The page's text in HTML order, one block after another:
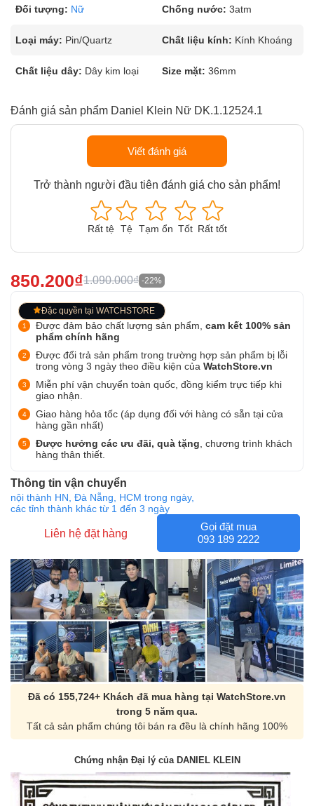
Đối tượng: Nữ Chống nước: 3atm
Loại máy: Pin/Quartz Chất liệu kính: Kính Khoáng
Chất liệu dây: Dây kim loại Size mặt: 36mm
Đánh giá sản phẩm Daniel Klein Nữ DK.1.12524.1
Viết đánh giá
Trở thành người đầu tiên đánh giá cho sản phẩm!
Rất tệ Tệ Tạm ổn Tốt Rất tốt
850.200₫1.090.000₫ -22%
Đặc quyền tại WATCHSTORE
Được đảm bảo chất lượng sản phẩm, cam kết 100% sản
phẩm chính hãng
Được đổi trả sản phẩm trong trường hợp sản phẩm bị lỗi
trong vòng 3 ngày theo điều kiện của WatchStore.vn
Miễn phí vận chuyển toàn quốc, đồng kiểm trực tiếp khi
giao nhận.
Giao hàng hỏa tốc (áp dụng đối với hàng có sẵn tại cửa
hàng gần nhất)
Được hưởng các ưu đãi, quà tặng , chương trình khách
hàng thân thiết.
Thông tin vận chuyển
nội thành HN, Đà Nẵng, HCM trong ngày,
các tỉnh thành khác từ 1 đến 3 ngày
Liên hệ đặt hàng
Gọi đặt mua
093 189 2222
Đã có 155,724+ Khách đã mua hàng tại WatchStore.vn
trong 5 năm qua.
Tất cả sản phẩm chúng tôi bán ra đều là chính hãng 100%
Chứng nhận Đại lý của DANIEL KLEIN